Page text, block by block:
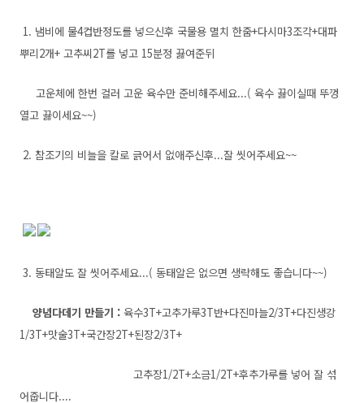
1. 냄비에 물4컵반정도를 넣으신후 국물용 멸치 한줌+다시마3조각+대파
뿌리2개+ 고추씨2T를 넣고 15분정 끓여준뒤
고운체에 한번 걸러 고운 육수만 준비해주세요...( 육수 끓이실때 뚜껑
열고 끓이세요~~)
2. 참조기의 비늘을 칼로 긁어서 없애주신후...잘 씻어주세요~~
3. 동태알도 잘 씻어주세요...( 동태알은 없으면 생략해도 좋습니다~~)
양념다데기 만들기 : 육수3T+고추가루3T반+다진마늘2/3T+다진생강
1/3T+맛술3T+국간장2T+된장2/3T+
고추장1/2T+소금1/2T+후추가루를 넣어 잘 섞
어줍니다....